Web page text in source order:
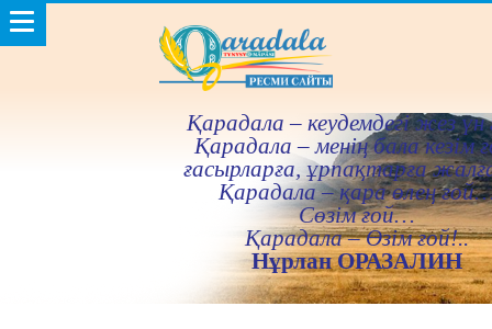
Қарадала – кеудемдегi жез үн
Қарадала – менiң бала кезiм
ғасырларға, ұрпақтарға
Қарадала – қара өлең
Сөзiм ғой…
Қарадала – Өзiм ғой!..
Нұрлан ОРАЗАЛИН